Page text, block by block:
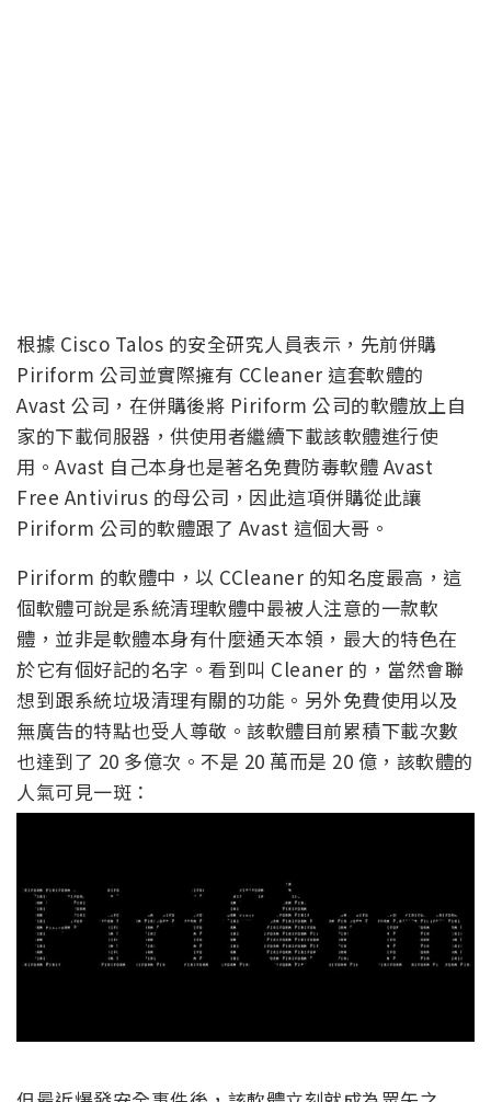
根據 Cisco Talos 的安全研究人員表示，先前併購
Piriform 公司並實際擁有 CCleaner 這套軟體的
Avast 公司，在併購後將 Piriform 公司的軟體放上自
家的下載伺服器，供使用者繼續下載該軟體進行使
用。Avast 自己本身也是著名免費防毒軟體 Avast
Free Antivirus 的母公司，因此這項併購從此讓
Piriform 公司的軟體跟了 Avast 這個大哥。
Piriform 的軟體中，以 CCleaner 的知名度最高，這
個軟體可說是系統清理軟體中最被人注意的一款軟
體，並非是軟體本身有什麼通天本領，最大的特色在
於它有個好記的名字。看到叫 Cleaner 的，當然會聯
想到跟系統垃圾清理有關的功能。另外免費使用以及
無廣告的特點也受人尊敬。該軟體目前累積下載次數
也達到了 20 多億次。不是 20 萬而是 20 億，該軟體的
人氣可見一斑：